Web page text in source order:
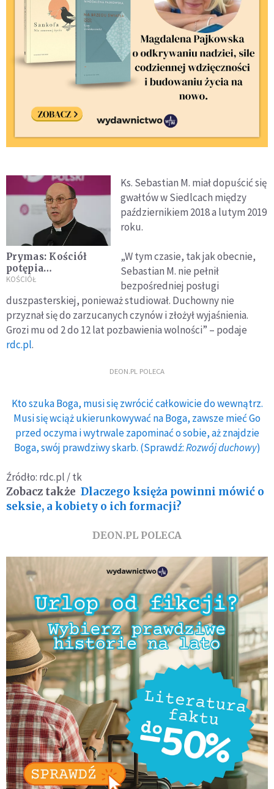
Prymas: Kościół
potępia
wykorzystywanie
białoruską ludzkich
dramatów do
prowadzenia działań
przeciw
suwerenności
KOŚCIÓŁ
Ks. Sebastian M. miał dopuścić się
gwałtów w Siedlcach między
październikiem 2018 a lutym 2019
roku.
„W tym czasie, tak jak obecnie,
Sebastian M. nie pełnił
bezpośredniej posługi
duszpasterskiej, ponieważ studiował. Duchowny nie
przyznał się do zarzucanych czynów i złożył wyjaśnienia.
Grozi mu od 2 do 12 lat pozbawienia wolności” – podaje
rdc.pl.
DEON.PL POLECA
Kto szuka Boga, musi się zwrócić całkowicie do wewnątrz.
Musi się wciąż ukierunkowywać na Boga, zawsze mieć Go
przed oczyma i wytrwale zapominać o sobie, aż znajdzie
Boga, swój prawdziwy skarb. (Sprawdź:Rozwój duchowy)
Źródło: rdc.pl / tk
Zobacz także Dlaczego księża powinni mówić o
seksie, a kobiety o ich formacji?
DEON.PL POLECA